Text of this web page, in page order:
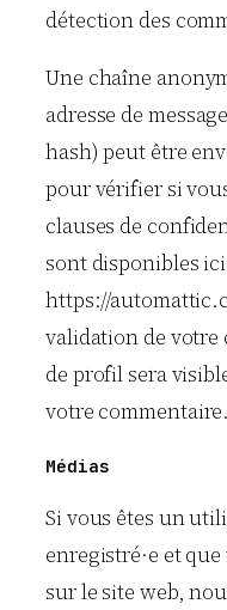
détection des
Une chaîne
adresse de
hash) peut être
pour vérifier si
clauses de
sont disponibles
https://
validation de
de profil sera
votre commentaire.
Médias
Si vous êtes un
enregistré·e et
sur le site web,